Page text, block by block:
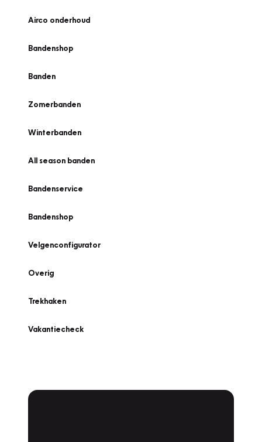
Airco onderhoud
Bandenshop
Banden
Zomerbanden
Winterbanden
All season banden
Bandenservice
Bandenshop
Velgenconfigurator
Overig
Trekhaken
Vakantiecheck